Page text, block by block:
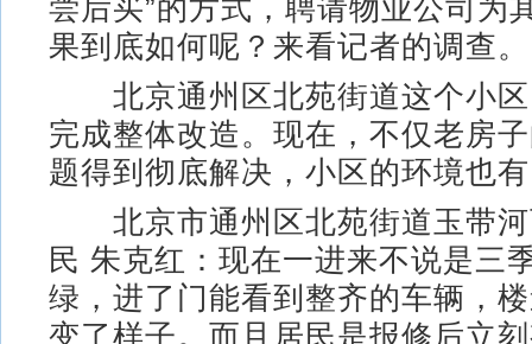
尝后买”的方式，聘请物业公司为
果到底如何呢？来看记者的调查。
北京通州区北苑街道这个小区
完成整体改造。现在，不仅老房
题得到彻底解决，小区的环境也
北京市通州区北苑街道玉带河
民 朱克红：现在一进来不说是三
绿，进了门能看到整齐的车辆，
变了样子。而且居民是报修后立